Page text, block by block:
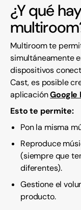
¿Y qué
Multiroom te
simultáneamente
dispositivos
Cast, es posible
aplicaciónGoogle
Esto te permite:
Pon la misma
Reproduce
(siempre que
diferentes).
Gestione el
producto.